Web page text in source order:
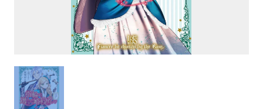
プロレス
コンピューター